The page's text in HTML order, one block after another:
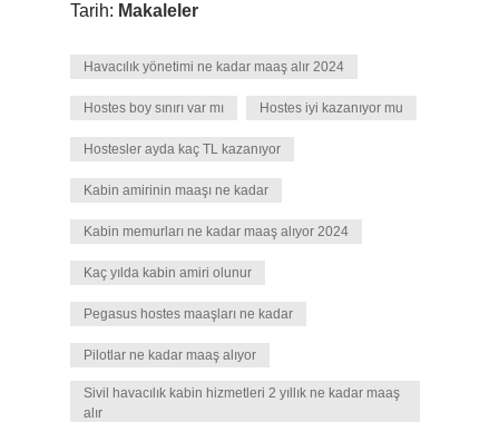
Tarih: Makaleler
Havacılık yönetimi ne kadar maaş alır 2024
Hostes boy sınırı var mı Hostes iyi kazanıyor mu
Hostesler ayda kaç TL kazanıyor
Kabin amirinin maaşı ne kadar
Kabin memurları ne kadar maaş alıyor 2024
Kaç yılda kabin amiri olunur
Pegasus hostes maaşları ne kadar
Pilotlar ne kadar maaş alıyor
Sivil havacılık kabin hizmetleri 2 yıllık ne kadar maaş
alır